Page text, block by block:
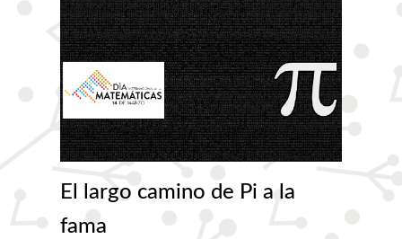
El largo camino de Pi a la
fama